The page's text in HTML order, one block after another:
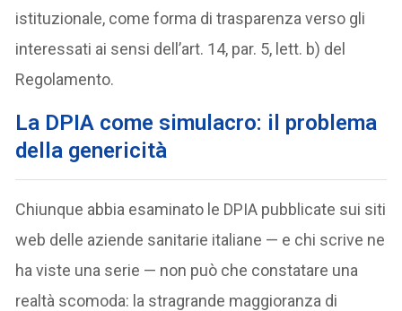
istituzionale, come forma di trasparenza verso gli
interessati ai sensi dell’art. 14, par. 5, lett. b) del
Regolamento.
La DPIA come simulacro: il problema
della genericità
Chiunque abbia esaminato le DPIA pubblicate sui siti
web delle aziende sanitarie italiane — e chi scrive ne
ha viste una serie — non può che constatare una
realtà scomoda: la stragrande maggioranza di